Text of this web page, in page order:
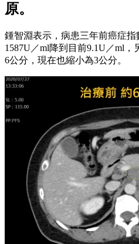
原。
鍾智淵表示，病患三年前癌症
1587U／ml降到目前9.1U／ml
6公分，現在也縮小為3公分。